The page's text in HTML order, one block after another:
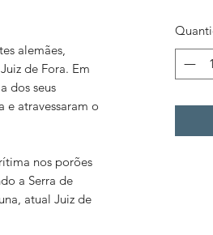
alemães,
de Fora. Em
dos seus
e atravessaram o
nos porões
a Serra de
atual Juiz de